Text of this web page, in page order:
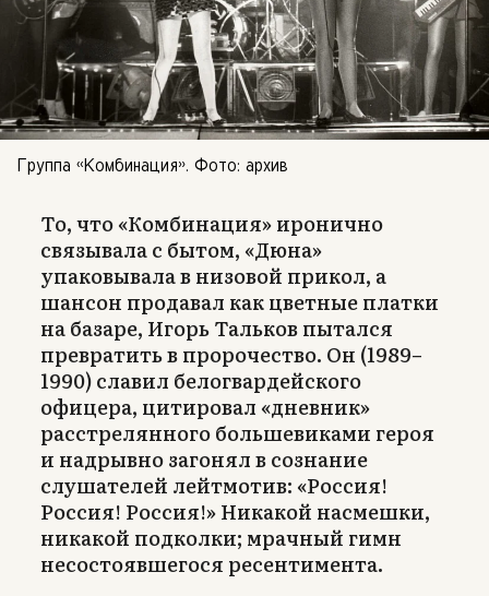
Группа «Комбинация». Фото: архив
То, что «Комбинация» иронично
связывала с бытом, «Дюна»
упаковывала в низовой прикол, а
шансон продавал как цветные платки
на базаре, Игорь Тальков пытался
превратить в пророчество. Он (1989–
1990) славил белогвардейского
офицера, цитировал «дневник»
расстрелянного большевиками героя
и надрывно загонял в сознание
слушателей лейтмотив: «Россия!
Россия! Россия!» Никакой насмешки,
никакой подколки; мрачный гимн
несостоявшегося ресентимента.